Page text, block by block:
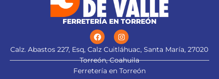
FERRETERÍA EN TORREÓN
Calz. Abastos 227, Esq, Calz Cuitláhuac, Santa María, 27020
Torreón, Coahuila
Ferretería en Torreón